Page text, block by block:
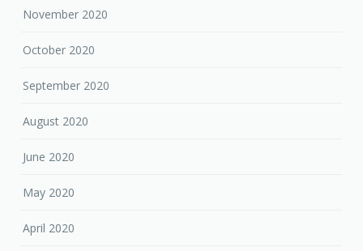
November 2020
October 2020
September 2020
August 2020
June 2020
May 2020
April 2020